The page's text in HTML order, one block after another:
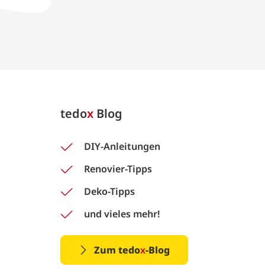
tedox Blog
DIY-Anleitungen
Renovier-Tipps
Deko-Tipps
und vieles mehr!
Zum tedox-Blog